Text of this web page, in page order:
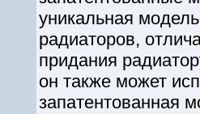
уникальная
радиаторов,
придания
он также может
запатентованная